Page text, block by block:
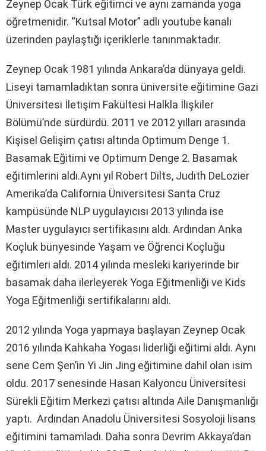
Zeynep Ocak Türk eğitimci ve aynı zamanda yoga
öğretmenidir. “Kutsal Motor” adlı youtube kanalı
üzerinden paylaştığı içeriklerle tanınmaktadır.
Zeynep Ocak 1981 yılında Ankara’da dünyaya geldi.
Liseyi tamamladıktan sonra üniversite eğitimine Gazi
Üniversitesi İletişim Fakültesi Halkla İlişkiler
Bölümü’nde sürdürdü. 2011 ve 2012 yılları arasında
Kişisel Gelişim çatısı altında Optimum Denge 1.
Basamak Eğitimi ve Optimum Denge 2. Basamak
eğitimlerini aldı.Aynı yıl Robert Dilts, Judıth DeLozier
Amerika’da California Üniversitesi Santa Cruz
kampüsünde NLP uygulayıcısı 2013 yılında ise
Master uygulayıcı sertifikasını aldı. Ardından Anka
Koçluk bünyesinde Yaşam ve Öğrenci Koçluğu
eğitimleri aldı. 2014 yılında mesleki kariyerinde bir
basamak daha ilerleyerek Yoga Eğitmenliği ve Kids
Yoga Eğitmenliği sertifikalarını aldı.
2012 yılında Yoga yapmaya başlayan Zeynep Ocak
2016 yılında Kahkaha Yogası liderliği eğitimi aldı. Aynı
sene Cem Şen’in Yi Jin Jing eğitimine dahil olan isim
oldu. 2017 senesinde Hasan Kalyoncu Üniversitesi
Sürekli Eğitim Merkezi çatısı altında Aile Danışmanlığı
yaptı. Ardından Anadolu Üniversitesi Sosyoloji lisans
eğitimini tamamladı. Daha sonra Devrim Akkaya’dan